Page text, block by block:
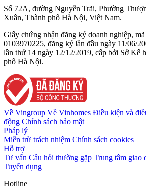
Số 72A, đường Nguyễn Trãi, Phường
Xuân, Thành phố Hà Nội, Việt Nam.
Giấy chứng nhận đăng ký doanh nghiệp, mã
0103970225, đăng ký lần đầu ngày 11/06/
lần thứ 14 ngày 12/12/2019, cấp bởi Sở Kế
phố Hà Nội.
Về Vingroup Về Vinhomes Điều kiện và
động Chính sách bảo mật
Pháp lý
Miễn trừ trách nhiệm Chính sách cookies
Hỗ trợ
Tư vấn Câu hỏi thường gặp Trung tâm giao
Tuyển dụng
Hotline